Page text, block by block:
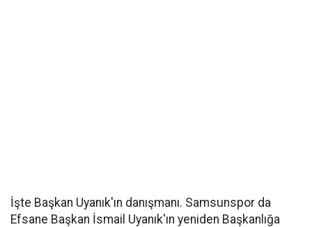
İşte Başkan Uyanık'ın danışmanı. Samsunspor da
Efsane Başkan İsmail Uyanık'ın yeniden Başkanlığa